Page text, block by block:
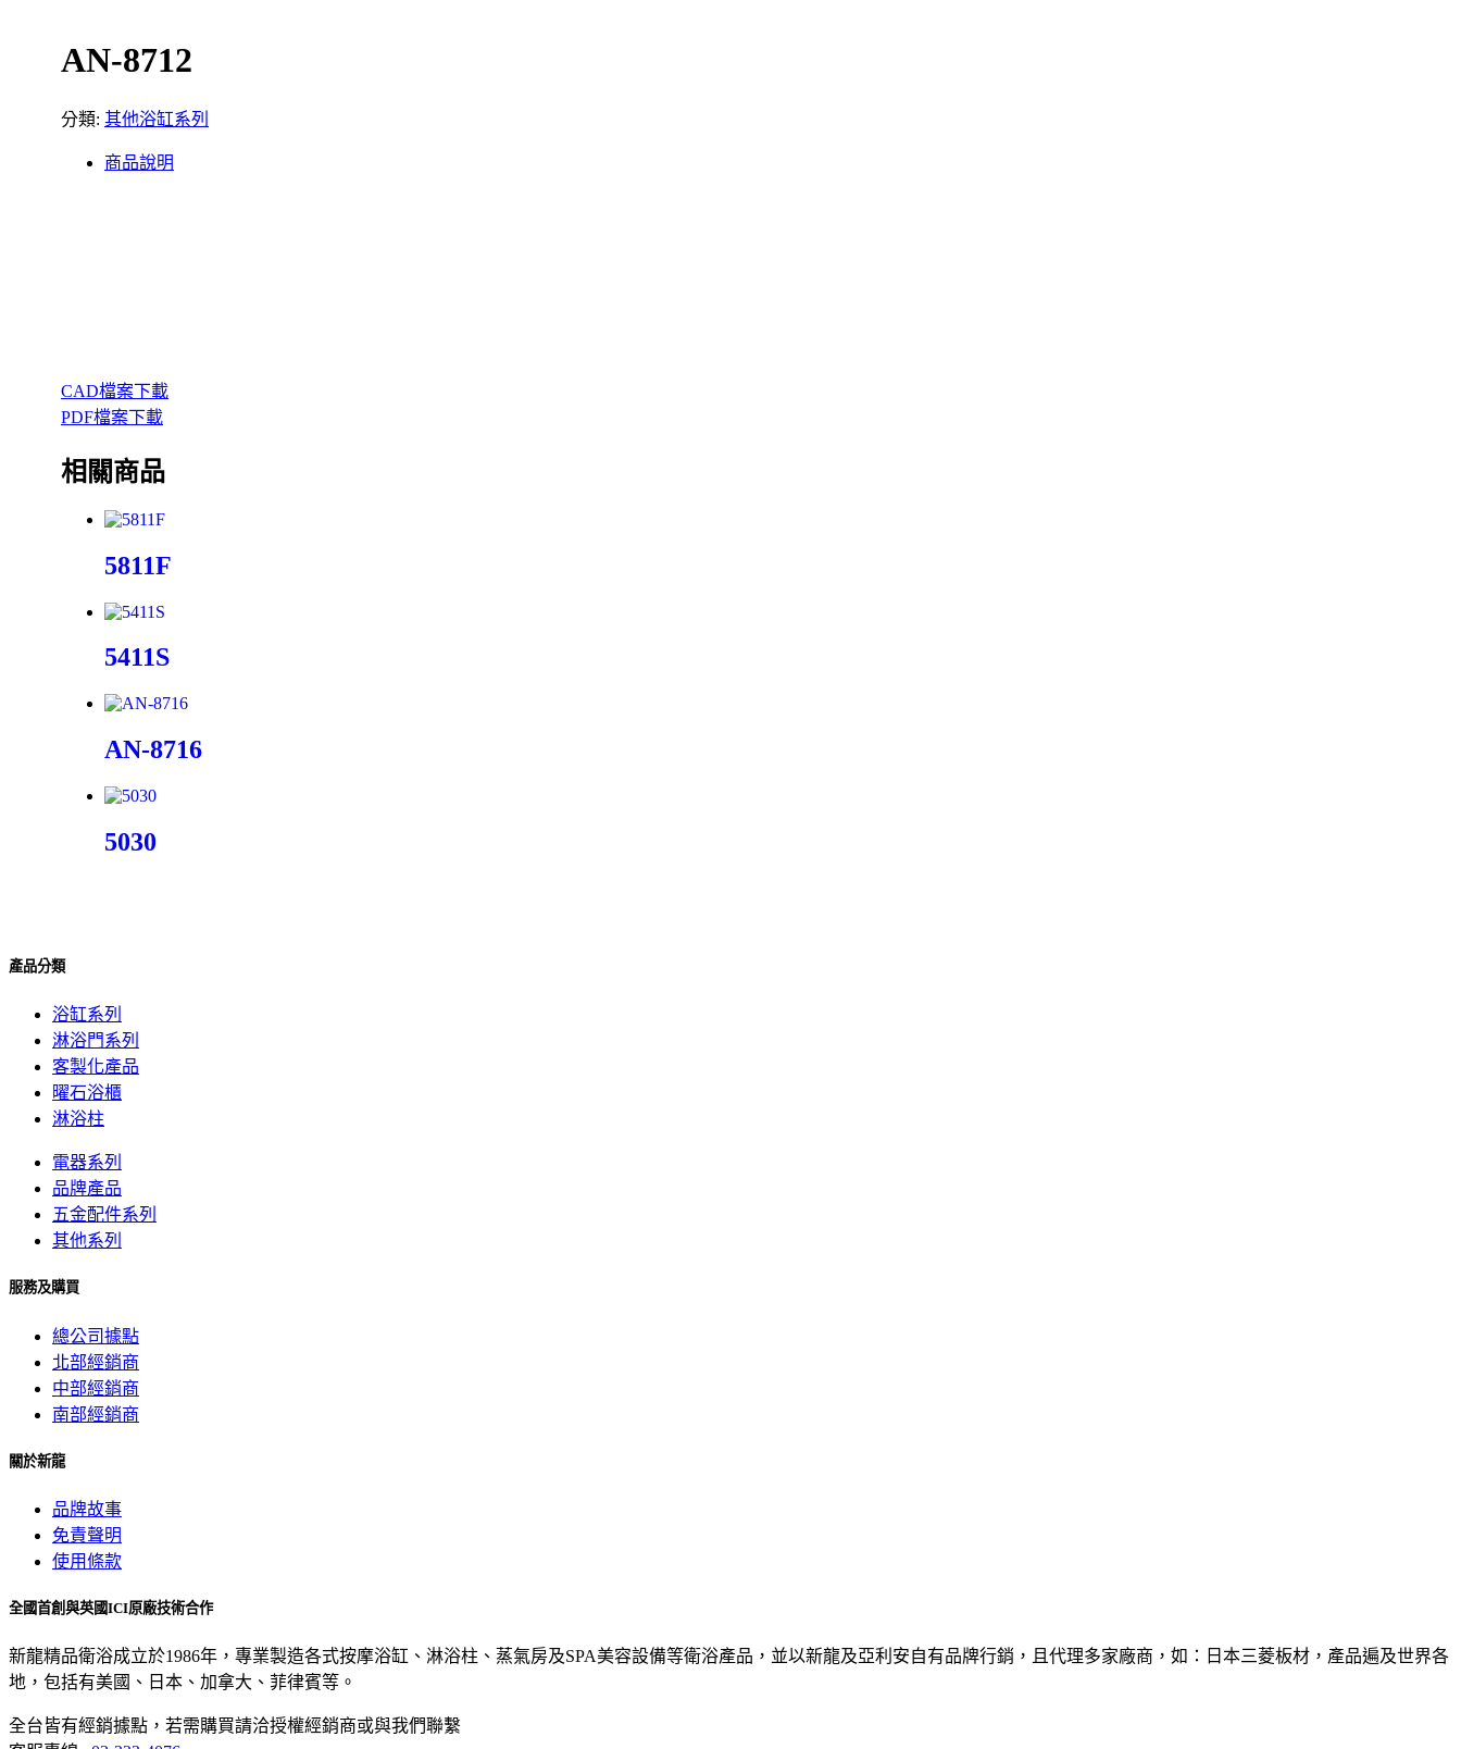
AN-8712
分類: 其他浴缸系列
商品說明
CAD檔案下載
PDF檔案下載
相關商品
5811F
5411S
AN-8716
5030
產品分類
浴缸系列
淋浴門系列
客製化產品
曜石浴櫃
淋浴柱
電器系列
品牌產品
五金配件系列
其他系列
服務及購買
總公司據點
北部經銷商
中部經銷商
南部經銷商
關於新龍
品牌故事
免責聲明
使用條款
全國首創與英國ICI原廠技術合作
新龍精品衛浴成立於1986年，專業製造各式按摩浴缸、淋浴柱、蒸氣房及SPA美容設備等衛浴產品，並以新龍及亞利安自有品牌行銷，且代理多家廠商，如：日本三菱板材，產品遍及世界各
地，包括有美國、日本、加拿大、菲律賓等。
全台皆有經銷據點，若需購買請洽授權經銷商或與我們聯繫